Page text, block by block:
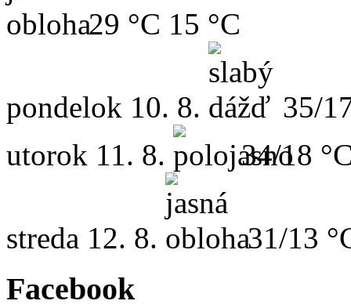
29 °C 15 °C
pondelok 10. 8.
35/
utorok 11. 8. 34/18
streda 12. 8. 31/13
Facebook